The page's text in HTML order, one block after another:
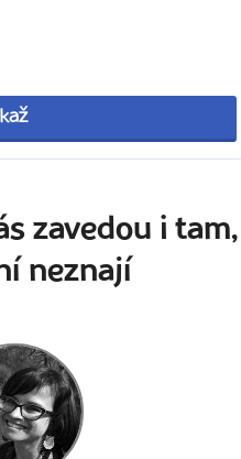
zavedou i tam,
neznají